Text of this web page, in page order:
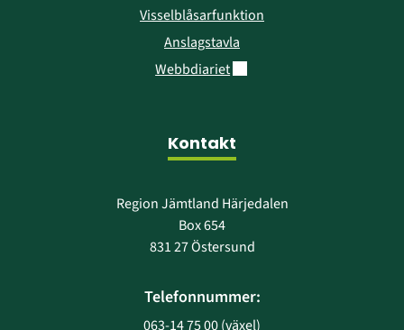
Visselblåsarfunktion
Anslagstavla
WebbdiarietLänk till annan webbplats.
Kontakt
Region Jämtland Härjedalen
Box 654
831 27 Östersund
Telefonnummer:
063-14 75 00 (växel)